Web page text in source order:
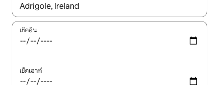
ใช้ลูกศรขึ้นลง หรือใช้การสัมผัสหรือปัด เพื่อสำรวจผลการค้นหา
เช็คอิน
เช็คเอาท์